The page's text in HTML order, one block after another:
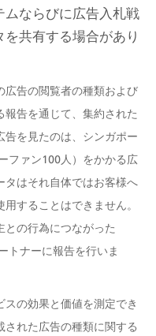
ならびに広告入札戦
共有する場合があり
広告の閲覧者の種類および
告を通じて、集約された
を見たのは、シンガポー
ファン100人）をかかる広
タはそれ自体ではお客様へ
することはできません。
との行為につながった
トナーに報告を行いま
の効果と価値を測定でき
された広告の種類に関する